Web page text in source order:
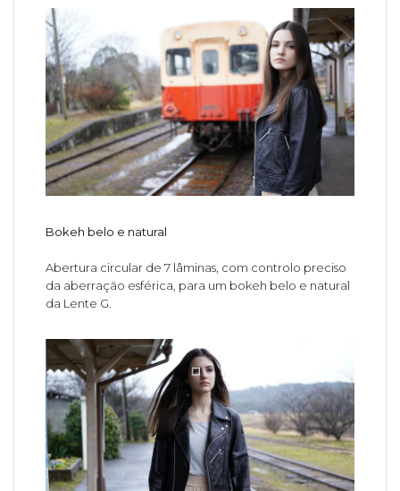
Bokeh belo e natural
Abertura circular de 7 lâminas, com controlo preciso
da aberração esférica, para um bokeh belo e natural
da Lente G.